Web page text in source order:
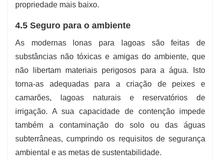
propriedade mais baixo.
4.5 Seguro para o ambiente
As modernas lonas para lagoas são feitas de
substâncias não tóxicas e amigas do ambiente, que
não libertam materiais perigosos para a água. Isto
torna-as adequadas para a criação de peixes e
camarões, lagoas naturais e reservatórios de
irrigação. A sua capacidade de contenção impede
também a contaminação do solo ou das águas
subterrâneas, cumprindo os requisitos de segurança
ambiental e as metas de sustentabilidade.